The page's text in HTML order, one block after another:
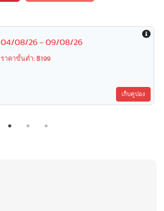
04/08/26 - 09/08/26
ราคาขั้นต่ำ: ฿199
เก็บคูปอง